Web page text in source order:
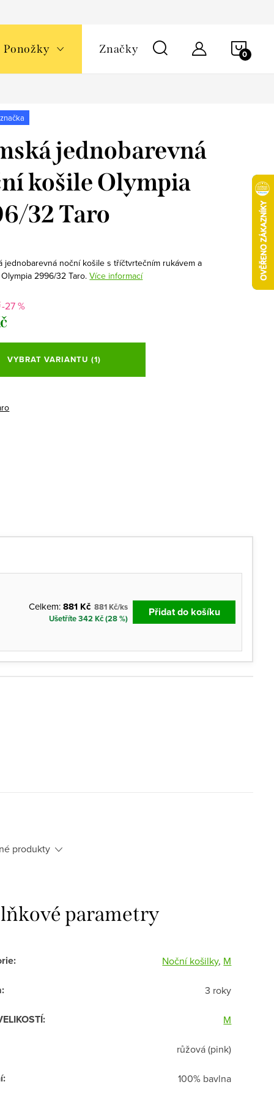
Ponožky Značky
jednobarevná
košile Olympia
32 Taro
jednobarevná noční košile s tříčtvrtečním rukávem a
2996/32 Taro.Více informací
-27 %
VYBRAT VARIANTU (1)
Celkem:881 Kč 881 Kč/ks
Ušetříte 342 Kč (28 %)
Přidat do košíku
produkty
parametry
: Noční košilky, M
: 3 roky
: M
růžová (pink)
: 100% bavlna